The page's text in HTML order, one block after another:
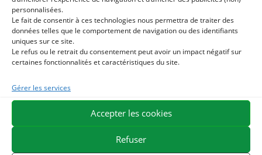
personnalisées.
Le fait de consentir à ces technologies nous permettra de traiter des
données telles que le comportement de navigation ou des identifiants
uniques sur ce site.
Le refus ou le retrait du consentement peut avoir un impact négatif sur
certaines fonctionnalités et caractéristiques du site.
Gérer les services
Accepter les cookies
Refuser
huile d’avocat : assouplissante et régénérante, l’huile
d’avocat est riche en vitamine E ce qui redonne de
l’élasticité à la corne asséchée.
huile d’olive : elle active la microcirculation et stimule la
permet de protéger la corne du vieillissement.
Cet onguent peut être utilisé en toutes saisons 2 à 3 fois
ESC Laboratoire est une société pionnière en